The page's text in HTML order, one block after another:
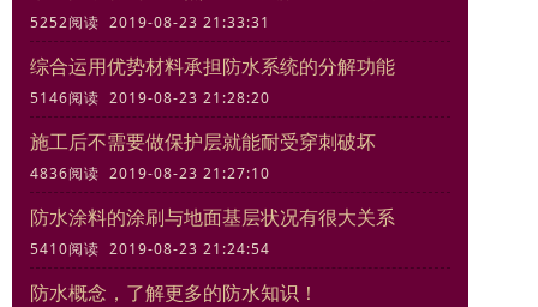
5252阅读 2019-08-23 21:33:31
综合运用优势材料承担防水系统的分解功能
5146阅读 2019-08-23 21:28:20
施工后不需要做保护层就能耐受穿刺破坏
4836阅读 2019-08-23 21:27:10
防水涂料的涂刷与地面基层状况有很大关系
5410阅读 2019-08-23 21:24:54
防水概念，了解更多的防水知识！